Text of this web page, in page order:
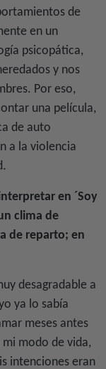
de
en un
psicopática,
y nos
Por eso,
una película,
de auto
a la violencia
en ´Soy
clima de
de reparto; en
desagradable a
ya lo sabía
meses antes
modo de vida,
intenciones eran